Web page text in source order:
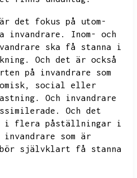
det fokus på utom-
invandrare.
Inom- och
ska få stanna i
Och det är också
på invandrare som
social eller
Och invandrare
Och det
i flera påställningar i
invandrare som är
självklart få stanna